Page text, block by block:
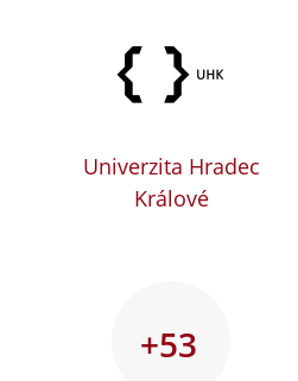
Univerzita Hradec
Králové
+53